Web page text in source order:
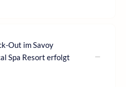
Out im Savoy
Spa Resort erfolgt